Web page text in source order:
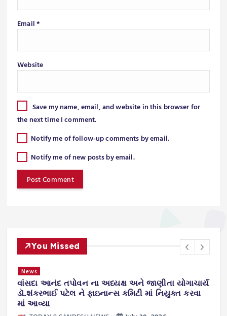
Email*
Website
Save my name, email, and website in this browser for
the next time I comment.
Notify me of follow-up comments by email.
Notify me of new posts by email.
You Missed
News
વાંસદા આનંદ તપોવન ના અધ્યક્ષ અને જાણીતા યોગાચાર્ય
ડૉ.શંકરભાઈ પટેલ ને ફાઇનાન્સ કમિટી માં નિયુક્ત કરવા
માં આવ્યા